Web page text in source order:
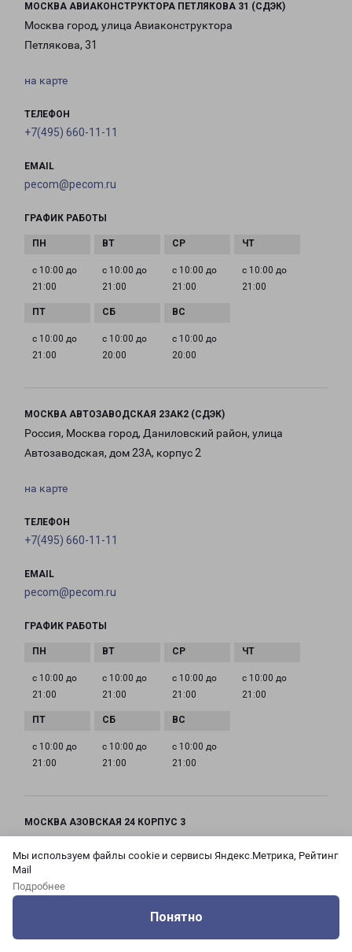
Мы используем файлы cookie и сервисы Яндекс.Метрика, Рейтинг
Mail
Подробнее
Понятно
МОСКВА АВИАКОНСТРУКТОРА ПЕТЛЯКОВА 31 (СДЭК)
Москва город, улица Авиаконструктора
Петлякова, 31
на карте
ТЕЛЕФОН
+7(495) 660-11-11
EMAIL
pecom@pecom.ru
ГРАФИК РАБОТЫ
с 10:00 до
21:00
с 10:00 до
21:00
с 10:00 до
21:00
с 10:00 до
21:00
с 10:00 до
21:00
с 10:00 до
20:00
с 10:00 до
20:00
МОСКВА АВТОЗАВОДСКАЯ 23АК2 (СДЭК)
Россия, Москва город, Даниловский район, улица
Автозаводская, дом 23А, корпус 2
на карте
ТЕЛЕФОН
+7(495) 660-11-11
EMAIL
pecom@pecom.ru
ГРАФИК РАБОТЫ
с 10:00 до
21:00
с 10:00 до
21:00
с 10:00 до
21:00
с 10:00 до
21:00
с 10:00 до
21:00
с 10:00 до
21:00
с 10:00 до
21:00
МОСКВА АЗОВСКАЯ 24 КОРПУС 3
Азовская, дом 24, корпус 3
на карте